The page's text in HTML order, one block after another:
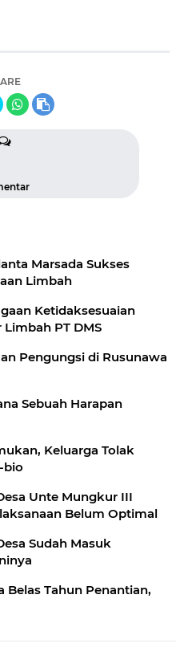
Marsada Sukses
Limbah
Ketidaksesuaian
PT DMS
Pengungsi di Rusunawa
Sebuah Harapan
Keluarga Tolak
bio
Unte Mungkur III
Belum Optimal
Sudah Masuk
Belas Tahun Penantian,